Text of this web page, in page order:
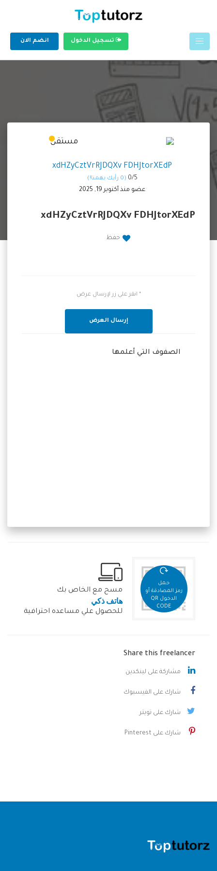
تسجيل الدخول انضم الان
xdHZyCztVrRJDQXv FDHJtorXEdP
0/5 (0 رأيك يهمنا!)
عضو منذ أكتوبر 19, 2025
xdHZyCztVrRJDQXv FDHJtorXEdP
حفظ
* انقر على زر لإرسال عرض
إرسال العرض
الصفوف التي أعلمها
حمل
رمز المصادقة أو
الدخول QR
CODE
مسح مع الخاص بك
هاتف ذكي
للحصول علي مساعده احترافية
Share this freelancer
مشاركة على لينكدين
شارك على الفيسبوك
شارك على تويتر
شارك على Pinterest